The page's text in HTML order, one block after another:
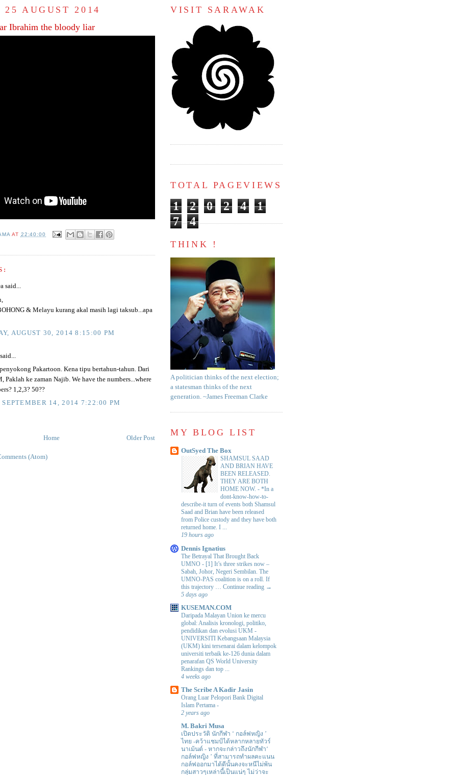
25 AUGUST 2014
Ibrahim the bloody liar
AT 22:40:00
said...
& Melayu kurang akal masih lagi taksub...apa
AUGUST 30, 2014 8:15:00 PM
said...
Pakartoon. Kena tipu bertahun-tahun. Dari
Paklah ke zaman Najib. We have the numbers...where
1,2,3? 50??
SEPTEMBER 14, 2014 7:22:00 PM
Older Post
Home
(Atom)
VISIT SARAWAK
TOTAL PAGEVIEWS
1 2 0 2 4
1
7
4
THINK !
A politician thinks of the next election;
a statesman thinks of the next
generation. ~James Freeman Clarke
MY BLOG LIST
OutSyed The Box
SHAMSUL SAAD
AND BRIAN HAVE
BEEN RELEASED.
THEY ARE BOTH
HOME NOW. - *In a
dont-know-how-to-
describe-it turn of events both Shamsul
Saad and Brian have been released
from Police custody and they have both
returned home. I ...
19 hours ago
Dennis Ignatius
The Betrayal That Brought Back
UMNO - [1] It’s three strikes now –
Sabah, Johor, Negeri Sembilan. The
UMNO-PAS coalition is on a roll. If
this trajectory … Continue reading →
5 days ago
KUSEMAN.COM
Daripada Malayan Union ke mercu
global: Analisis kronologi, politiko,
pendidikan dan evolusi UKM -
UNIVERSITI Kebangsaan Malaysia
(UKM) kini tersenarai dalam kelompok
universiti terbaik ke-126 dunia dalam
penarafan QS World University
Rankings dan top ...
4 weeks ago
The Scribe A Kadir Jasin
Orang Luar Pelopori Bank Digital
Islam Pertama -
2 years ago
M. Bakri Musa
เปิดประวัติ นักกีฬา ‘ กอล์ฟหญิง ’
ไทย -คว้าแชมป์ได้หลากหลายทัวร์
นาเม้นต์ - หากจะกล่าวถึงนักกีฬา‘
กอล์ฟหญิง ’ ที่สามารถทำผลคะแนน
กอล์ฟออกมาได้ดีนั้นคงจะหนีไม่พ้น
กลุ่มสาวๆเหล่านี้เป็นแน่ๆ ไม่ว่าจะ